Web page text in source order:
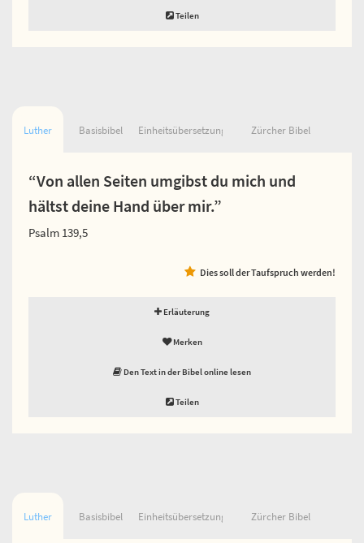
Teilen
Luther Basisbibel Einheitsübersetzung Zürcher Bibel
“Von allen Seiten umgibst du mich und
hältst deine Hand über mir.”
Psalm 139,5
Dies soll der Taufspruch werden!
Erläuterung
Merken
Den Text in der Bibel online lesen
Teilen
Luther Basisbibel Einheitsübersetzung Zürcher Bibel